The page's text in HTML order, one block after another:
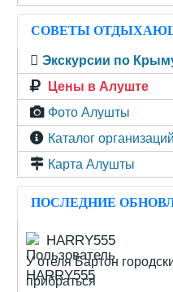
СОВЕТЫ
Экскурсии по
Цены в Алуште
Фото Алушты
Каталог организаций
Карта Алушты
ПОСЛЕДНИЕ
HARRY555
У отеля Бартон
прибраться